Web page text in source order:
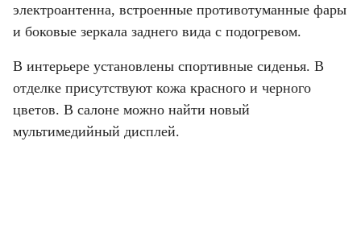
электроантенна, встроенные противотуманные фары
и боковые зеркала заднего вида с подогревом.
В интерьере установлены спортивные сиденья. В
отделке присутствуют кожа красного и черного
цветов. В салоне можно найти новый
мультимедийный дисплей.